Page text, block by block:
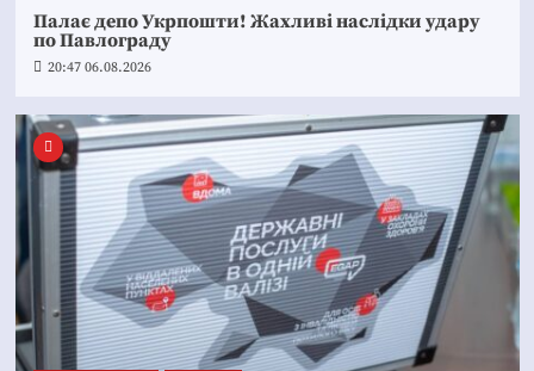
Палає депо Укрпошти! Жахливі наслідки удару
по Павлограду
20:47 06.08.2026